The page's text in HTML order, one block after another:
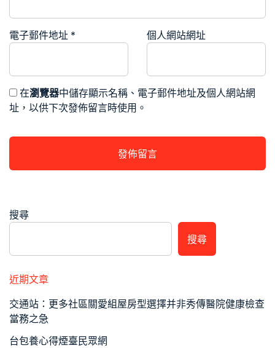
電子郵件地址 * 個人網站網址
在瀏覽器中儲存顯示名稱、電子郵件地址及個人網站網
址，以供下次發佈留言時使用。
搜尋
搜尋
近期文章
交通站：更多社區關愛組屋房型選擇并非秀傳醫院健康檢查
當務之急
台包養心得煙臺民眾網